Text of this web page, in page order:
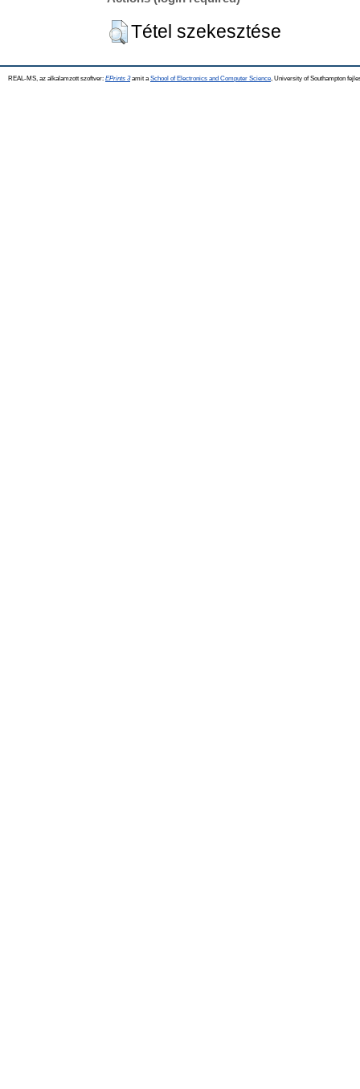
Tétel szekesztése
REAL-MS, az alkalamzott szoftver: EPrints 3amit a School of Electronics and Computer Science , University of Southampton